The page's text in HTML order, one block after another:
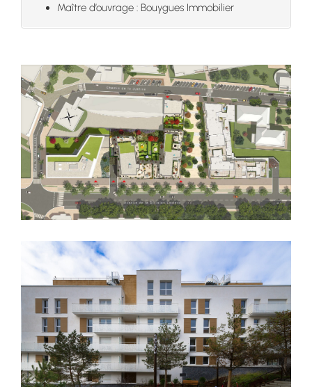
Maître d’ouvrage : Bouygues Immobilier